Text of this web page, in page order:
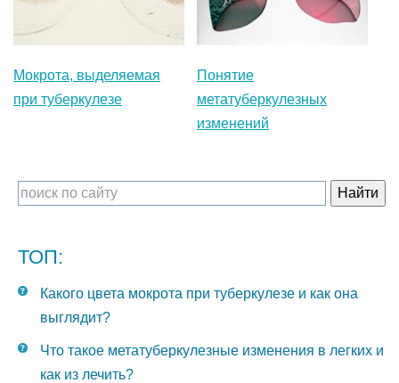
Мокрота, выделяемая
при туберкулезе
Понятие
метатуберкулезных
изменений
ТОП:
Какого цвета мокрота при туберкулезе и как она
выглядит?
Что такое метатуберкулезные изменения в легких и
как из лечить?